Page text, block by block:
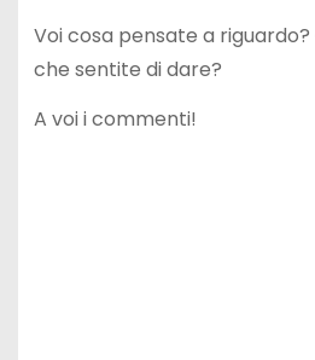
Voi cosa pensate a riguardo?
che sentite di dare?
A voi i commenti!